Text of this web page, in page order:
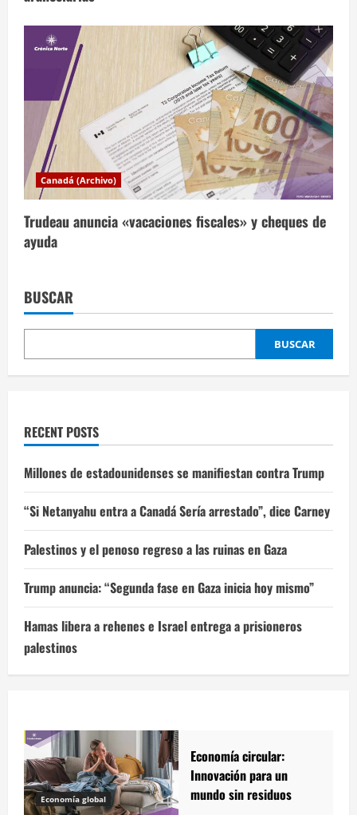
Canadá (Archivo)
Trudeau anuncia «vacaciones fiscales» y cheques de
ayuda
BUSCAR
BUSCAR
RECENT POSTS
Millones de estadounidenses se manifiestan contra Trump
“Si Netanyahu entra a Canadá Sería arrestado”, dice Carney
Palestinos y el penoso regreso a las ruinas en Gaza
Trump anuncia: “Segunda fase en Gaza inicia hoy mismo”
Hamas libera a rehenes e Israel entrega a prisioneros
palestinos
Economía global
Economía circular:
Innovación para un
mundo sin residuos